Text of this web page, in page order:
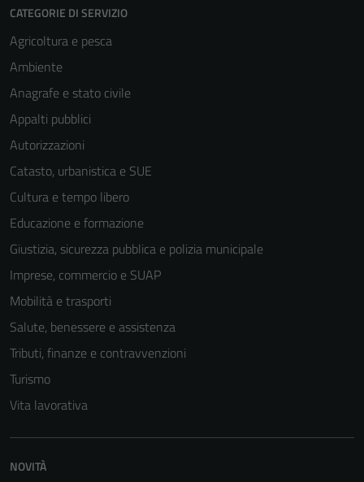
CATEGORIE DI SERVIZIO
Agricoltura e pesca
Ambiente
Anagrafe e stato civile
Appalti pubblici
Autorizzazioni
Catasto, urbanistica e SUE
Cultura e tempo libero
Educazione e formazione
Giustizia, sicurezza pubblica e polizia municipale
Imprese, commercio e SUAP
Mobilità e trasporti
Salute, benessere e assistenza
Tributi, finanze e contravvenzioni
Turismo
Vita lavorativa
NOVITÀ